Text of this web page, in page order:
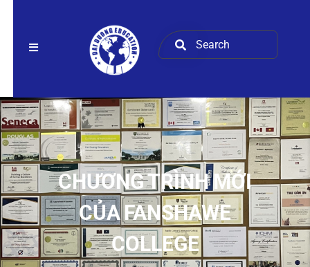
CHƯƠNG TRÌNH MỚI
CỦA FANSHAWE
COLLEGE